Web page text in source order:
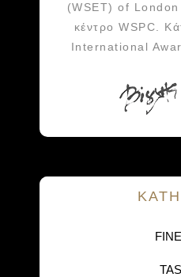
(WSET) of London
κέντρο WSPC.
International